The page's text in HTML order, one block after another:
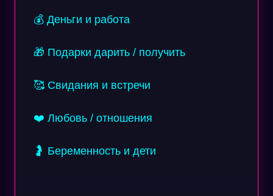
💰 Деньги и работа
🎁 Подарки дарить / получить
🥰 Свидания и встречи
❤️ Любовь / отношения
🤰 Беременность и дети